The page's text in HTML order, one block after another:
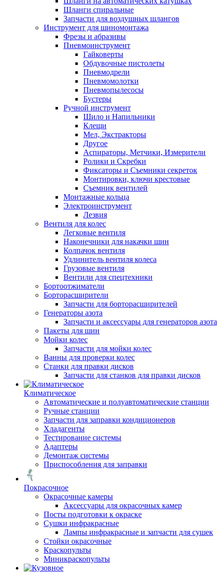
Шланги спиральные
Запчасти для воздушных шлангов
Инструмент для шиномонтажа
Фрезы и абразивы
Пневмоинструмент
Гайковерты
Обдувочные пистолеты
Пневмодрели
Пневмомолотки
Пневмопылесосы
Бустеры
Ручной инструмент
Шило и Напильники
Клещи
Мел, Экстракторы
Другое
Аспираторы, Метчики, Измерители
Ролики и Скребки
Фиксаторы и Съемники секреток
Монтировки, ключи крестовые
Съемник вентилей
Монтажные кольца
Электроинструмент
Лезвия
Вентиля для колес
Легковые вентиля
Наконечники для накачки шин
Колпачок вентиля
Удлинитель вентиля колеса
Грузовые вентиля
Вентили для спецтехники
Бортоотжиматели
Борторасширители
Запчасти для борторасширителей
Генераторы азота
Запчасти и аксессуары для генераторов азота
Пакеты для шин
Мойки колес
Запчасти для мойки колес
Ванны для проверки колес
Станки для правки дисков
Запчасти для станков для правки дисков
Климатическое
Автоматические и полуавтоматические станции
Ручные станции
Запчасти для заправки кондиционеров
Хладагенты
Тестирование системы
Адаптеры
Демонтаж системы
Приспособления для заправки
Покрасочное
Окрасочные камеры
Аксессуары для окрасочных камер
Посты подготовки к окраске
Сушки инфракрасные
Лампы инфракрасные и запчасти для сушек
Стойки окрасочные
Краскопульты
Миникраскопульты